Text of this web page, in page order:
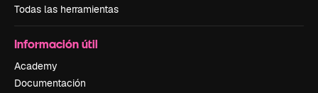
Todas las herramientas
Información útil
Academy
Documentación